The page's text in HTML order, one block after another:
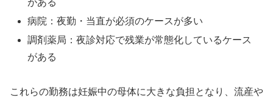
がある
病院：夜勤・当直が必須のケースが多い
調剤薬局：夜診対応で残業が常態化しているケース
がある
これらの勤務は妊娠中の母体に大きな負担となり、流産や